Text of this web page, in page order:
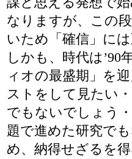
なりますが、この
いため「確信」に
しかも、時代は’90
ィオの最盛期」を
ストをして見たい
でもないでしょう
題で進めた研究で
め、納得せざるを